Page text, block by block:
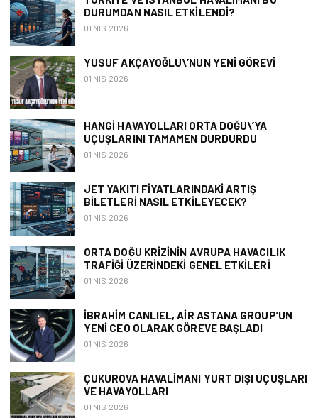
DURUMDAN NASIL ETKILENDI?
01 NIS 2026
YUSUF AKÇAYOĞLU\’NUN YENI GÖREVI
01 NIS 2026
HANGI HAVAYOLLARI ORTA DOĞU\’YA
UÇUŞLARINI TAMAMEN DURDURDU
01 NIS 2026
JET YAKITI FIYATLARINDAKI ARTIŞ
BILETLERI NASIL ETKILEYECEK?
01 NIS 2026
ORTA DOĞU KRIZININ AVRUPA HAVACILIK
TRAFIĞI ÜZERINDEKI GENEL ETKILERI
01 NIS 2026
İBRAHIM CANLIEL, AIR ASTANA GROUP’UN
YENI CEO OLARAK GÖREVE BAŞLADI
01 NIS 2026
ÇUKUROVA HAVALIMANI YURT DIŞI UÇUŞLARI
VE HAVAYOLLARI
01 NIS 2026